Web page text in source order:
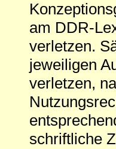
am DDR-
verletzen.
jeweiligen
verletzen,
schriftliche